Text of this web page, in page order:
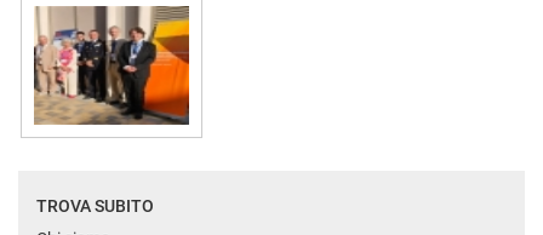
TROVA SUBITO